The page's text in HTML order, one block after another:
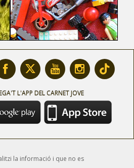
L'APP DEL CARNET JOVE
la informació i que no es